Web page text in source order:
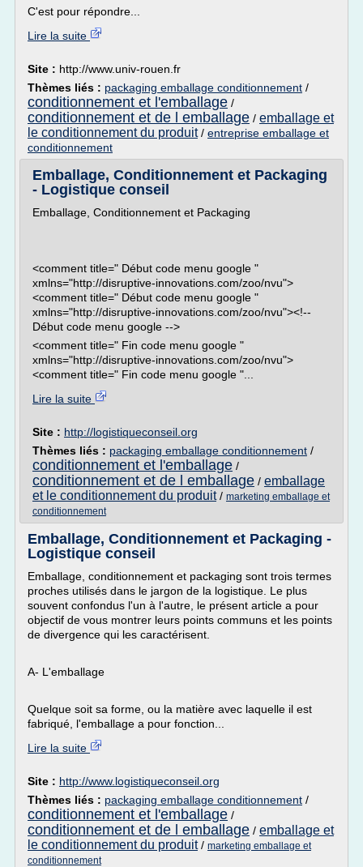
C'est pour répondre...
Lire la suite
Site : http://www.univ-rouen.fr
Thèmes liés : packaging emballage conditionnement /
conditionnement et l'emballage /
conditionnement et de l emballage / emballage et
le conditionnement du produit/ entreprise emballage et
conditionnement
Emballage, Conditionnement et Packaging
- Logistique conseil
Emballage, Conditionnement et Packaging
<comment title=" Début code menu google "
xmlns="http://disruptive-innovations.com/zoo/nvu">
<comment title=" Début code menu google "
xmlns="http://disruptive-innovations.com/zoo/nvu"><!--
Début code menu google -->
<comment title=" Fin code menu google "
xmlns="http://disruptive-innovations.com/zoo/nvu">
<comment title=" Fin code menu google "...
Lire la suite
Site : http://logistiqueconseil.org
Thèmes liés : packaging emballage conditionnement /
conditionnement et l'emballage /
conditionnement et de l emballage / emballage
et le conditionnement du produit/ marketing emballage et
conditionnement
Emballage, Conditionnement et Packaging -
Logistique conseil
Emballage, conditionnement et packaging sont trois termes
proches utilisés dans le jargon de la logistique. Le plus
souvent confondus l'un à l'autre, le présent article a pour
objectif de vous montrer leurs points communs et les points
de divergence qui les caractérisent.
A- L'emballage
Quelque soit sa forme, ou la matière avec laquelle il est
fabriqué, l'emballage a pour fonction...
Lire la suite
Site : http://www.logistiqueconseil.org
Thèmes liés : packaging emballage conditionnement /
conditionnement et l'emballage /
conditionnement et de l emballage / emballage et
le conditionnement du produit/ marketing emballage et
conditionnement